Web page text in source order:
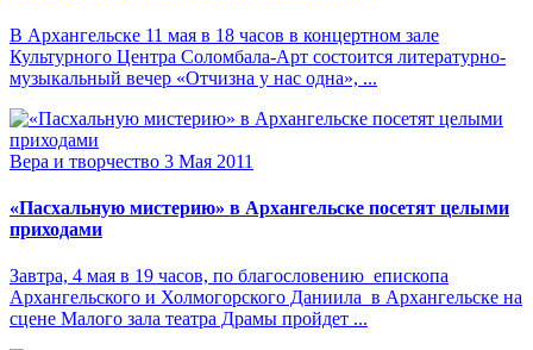
В Архангельске 11 мая в 18 часов в концертном зале
Культурного Центра Соломбала-Арт состоится литературно-
музыкальный вечер «Отчизна у нас одна», ...
Вера и творчество 3 Мая 2011
«Пасхальную мистерию» в Архангельске посетят целыми
приходами
Завтра, 4 мая в 19 часов, по благословению епископа
Архангельского и Холмогорского Даниила в Архангельске на
сцене Малого зала театра Драмы пройдет ...